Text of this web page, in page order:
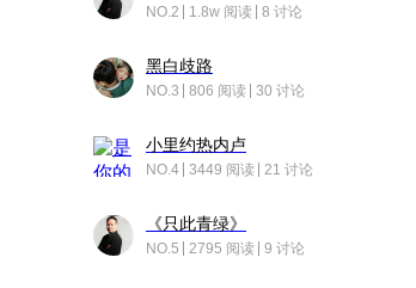
NO.2 1.8w 阅读 8 讨论
黑白歧路
NO.3 806 阅读 30 讨论
小里约热内卢
NO.4 3449 阅读 21 讨论
《只此青绿》
NO.5 2795 阅读 9 讨论